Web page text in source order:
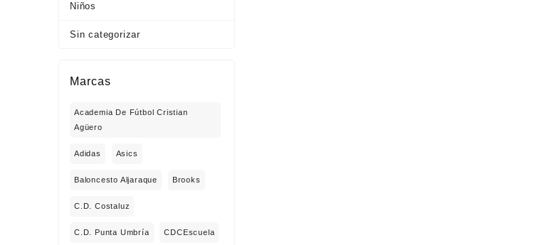
Niños
Sin categorizar
Marcas
Academia De Fútbol Cristian
Agüero
Adidas Asics
Baloncesto Aljaraque Brooks
C.D. Costaluz
C.D. Punta Umbría CDCEscuela